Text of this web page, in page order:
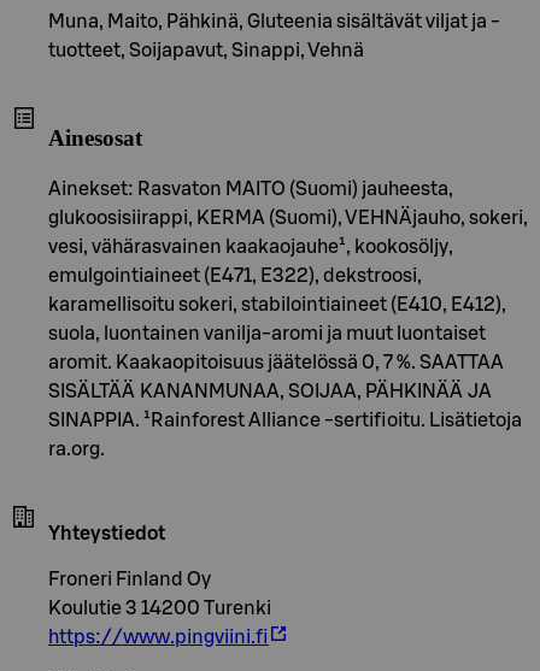
Muna, Maito, Pähkinä, Gluteenia sisältävät viljat ja -
tuotteet, Soijapavut, Sinappi, Vehnä
Ainesosat
Ainekset: Rasvaton MAITO (Suomi) jauheesta,
glukoosisiirappi, KERMA (Suomi), VEHNÄjauho, sokeri,
vesi, vähärasvainen kaakaojauhe¹, kookosöljy,
emulgointiaineet (E471, E322), dekstroosi,
karamellisoitu sokeri, stabilointiaineet (E410, E412),
suola, luontainen vanilja-aromi ja muut luontaiset
aromit. Kaakaopitoisuus jäätelössä 0, 7 %. SAATTAA
SISÄLTÄÄ KANANMUNAA, SOIJAA, PÄHKINÄÄ JA
SINAPPIA. ¹Rainforest Alliance -sertifioitu. Lisätietoja
ra.org.
Yhteystiedot
Froneri Finland Oy
Koulutie 3 14200 Turenki
https://www.pingviini.fi